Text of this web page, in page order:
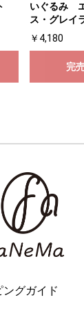
いぐるみ
ス・グレイ
￥4,180
完
ングガイド